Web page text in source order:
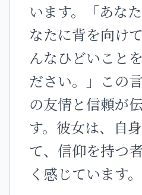
います。「あな
なたに背を向け
んなひどいこと
ださい。」この
の友情と信頼が
す。彼女は、自
て、信仰を持つ
く感じています。